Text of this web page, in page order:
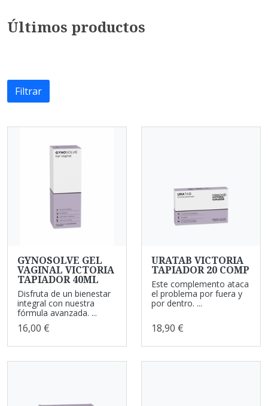
Últimos productos
Filtrar
GYNOSOLVE GEL
VAGINAL VICTORIA
TAPIADOR 40ML
Disfruta de un bienestar
integral con nuestra
fórmula avanzada. ...
16,00 €
URATAB VICTORIA
TAPIADOR 20 COMP
Este complemento ataca
el problema por fuera y
por dentro. ...
18,90 €